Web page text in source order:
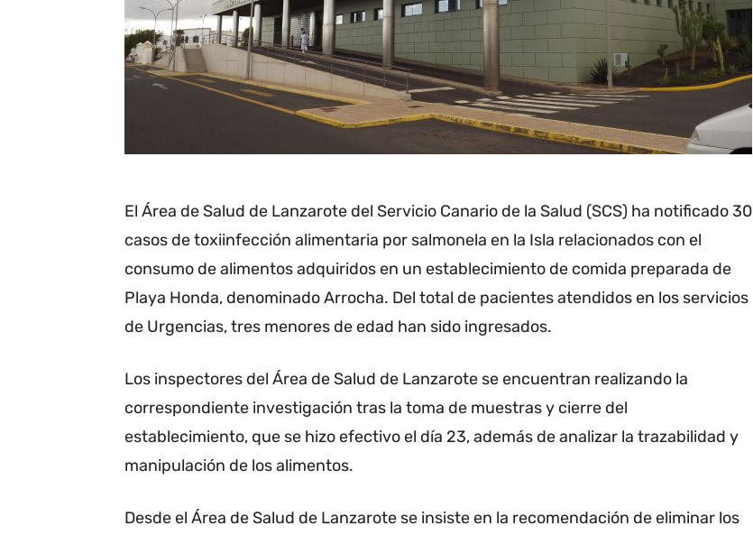
El Área de Salud de Lanzarote del Servicio Canario de la Salud (SCS) ha notificado 30
casos de toxiinfección alimentaria por salmonela en la Isla relacionados con el
consumo de alimentos adquiridos en un establecimiento de comida preparada de
Playa Honda, denominado Arrocha. Del total de pacientes atendidos en los servicios
de Urgencias, tres menores de edad han sido ingresados.
Los inspectores del Área de Salud de Lanzarote se encuentran realizando la
correspondiente investigación tras la toma de muestras y cierre del
establecimiento, que se hizo efectivo el día 23, además de analizar la trazabilidad y
manipulación de los alimentos.
Desde el Área de Salud de Lanzarote se insiste en la recomendación de eliminar los